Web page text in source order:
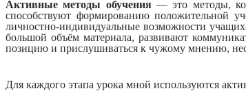
Активные методы обучения— это методы,
способствуют формированию положительной
личностно-индивидуальные возможности
большой объём материала, развивают
позицию и прислушиваться к чужому мнению,
Для каждого этапа урока мной используются